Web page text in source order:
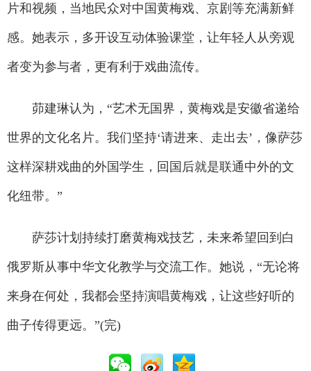
片和视频，当地民众对中国黄梅戏、京剧等充满新鲜
感。她表示，多开设互动体验课堂，让年轻人从旁观
者变为参与者，更有利于戏曲流传。
茆建琳认为，“艺术无国界，黄梅戏是安徽省递给
世界的文化名片。我们坚持‘请进来、走出去’，像萨莎
这样深耕戏曲的外国学生，回国后就是联通中外的文
化纽带。”
萨莎计划持续打磨黄梅戏技艺，未来希望回到白
俄罗斯从事中华文化教学与交流工作。她说，“无论将
来身在何处，我都会坚持演唱黄梅戏，让这些好听的
曲子传得更远。”(完)